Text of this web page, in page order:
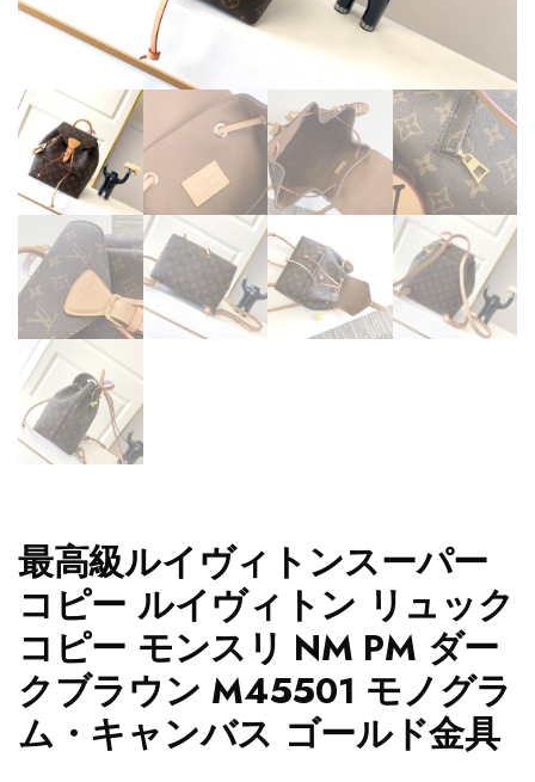
最高級ルイヴィトンスーパー
コピー ルイヴィトン リュック
コピー モンスリ NM PM ダー
クブラウン M45501 モノグラ
ム・キャンバス ゴールド金具